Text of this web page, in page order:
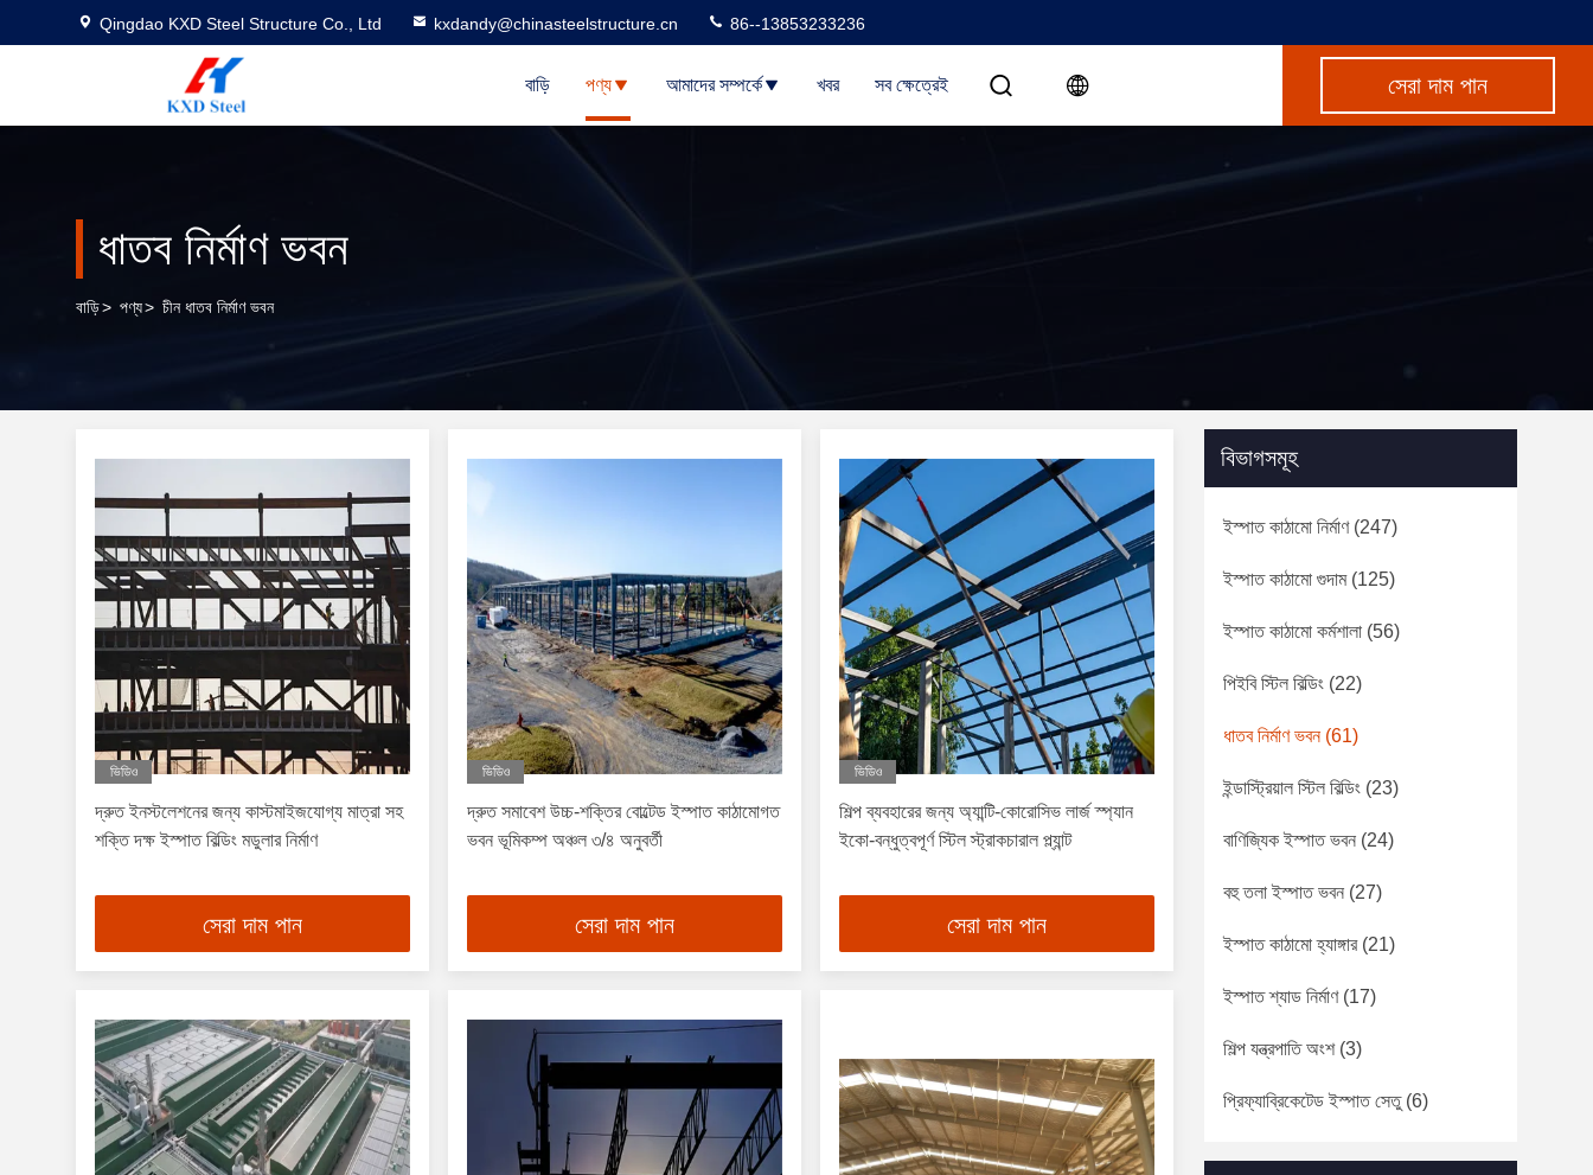
Qingdao KXD Steel Structure Co., Ltd kxdandy@chinasteelstructure.cn 86--13853233236
বাড়ি পণ্য আমাদের সম্পর্কে খবর সব ক্ষেত্রেই সেরা দাম পান
ধাতব নির্মাণ ভবন
বাড়ি> পণ্য> চীন ধাতব নির্মাণ ভবন
ভিডিও
দ্রুত ইনস্টলেশনের জন্য কাস্টমাইজযোগ্য মাত্রা সহ
শক্তি দক্ষ ইস্পাত বিল্ডিং মডুলার নির্মাণ
সেরা দাম পান
ভিডিও
দ্রুত সমাবেশ উচ্চ-শক্তির বোল্টেড ইস্পাত কাঠামোগত
ভবন ভূমিকম্প অঞ্চল ৩/৪ অনুবর্তী
সেরা দাম পান
ভিডিও
শিল্প ব্যবহারের জন্য অ্যান্টি-কোরোসিভ লার্জ স্প্যান
ইকো-বন্ধুত্বপূর্ণ স্টিল স্ট্রাকচারাল প্ল্যান্ট
সেরা দাম পান
বিভাগসমূহ
ইস্পাত কাঠামো নির্মাণ(247)
ইস্পাত কাঠামো গুদাম(125)
ইস্পাত কাঠামো কর্মশালা (56)
পিইবি স্টিল বিল্ডিং (22)
ধাতব নির্মাণ ভবন(61)
ইন্ডাস্ট্রিয়াল স্টিল বিল্ডিং (23)
বাণিজ্যিক ইস্পাত ভবন (24)
বহু তলা ইস্পাত ভবন (27)
ইস্পাত কাঠামো হ্যাঙ্গার(21)
ইস্পাত শ্যাড নির্মাণ(17)
শিল্প যন্ত্রপাতি অংশ(3)
প্রিফ্যাব্রিকেটেড ইস্পাত সেতু(6)